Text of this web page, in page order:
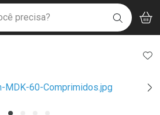
precisa? BUSCAR